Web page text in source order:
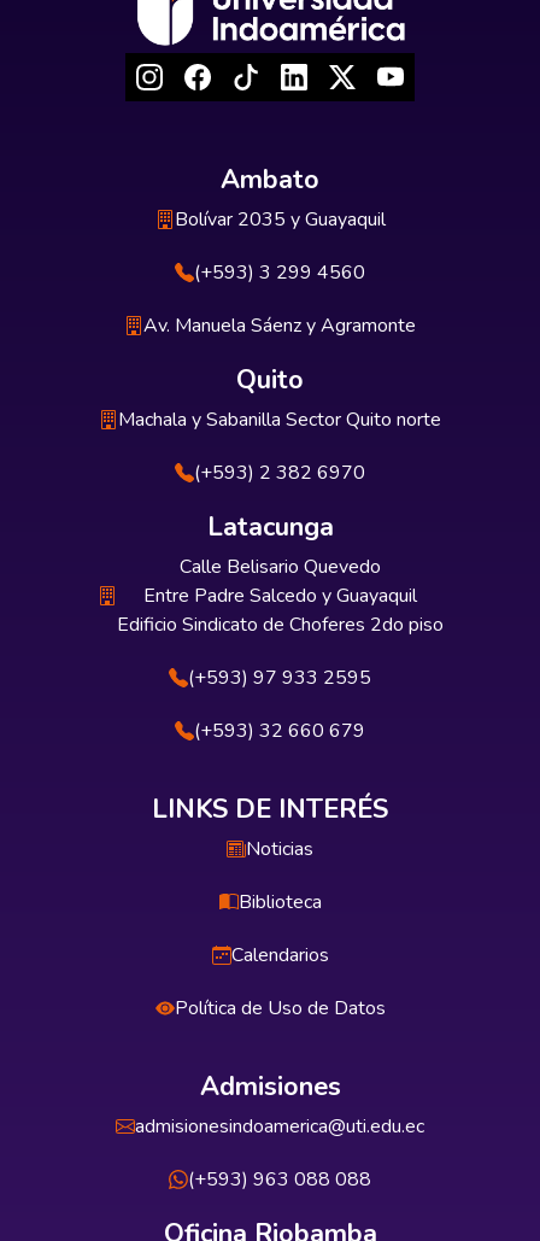
Ambato
Bolívar 2035 y Guayaquil
(+593) 3 299 4560
Av. Manuela Sáenz y Agramonte
Quito
Machala y Sabanilla Sector Quito norte
(+593) 2 382 6970
Latacunga
Calle Belisario Quevedo
Entre Padre Salcedo y Guayaquil
Edificio Sindicato de Choferes 2do piso
(+593) 97 933 2595
(+593) 32 660 679
LINKS DE INTERÉS
Noticias
Biblioteca
Calendarios
Política de Uso de Datos
Admisiones
admisionesindoamerica@uti.edu.ec
(+593) 963 088 088
Oficina Riobamba